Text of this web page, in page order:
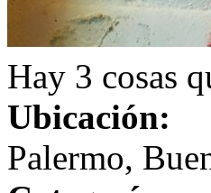
Hay 3 cosas
Ubicación:
Palermo,